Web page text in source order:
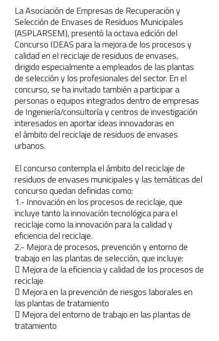
La Asociación de Empresas de Recuperación y
Selección de Envases de Residuos Municipales
(ASPLARSEM), presentó la octava edición del
Concurso IDEAS para la mejora de los procesos y
calidad en el reciclaje de residuos de envases,
dirigido especialmente a empleados de las plantas
de selección y los profesionales del sector. En el
concurso, se ha invitado también a participar a
personas o equipos integrados dentro de empresas
de Ingeniería/consultoría y centros de investigación
interesados en aportar ideas innovadoras en
el ámbito del reciclaje de residuos de envases
urbanos.
El concurso contempla el ámbito del reciclaje de
residuos de envases municipales y las temáticas del
concurso quedan definidas como:
1.- Innovación en los procesos de reciclaje, que
incluye tanto la innovación tecnológica para el
reciclaje como la innovación para la calidad y
eficiencia del reciclaje.
2.- Mejora de procesos, prevención y entorno de
trabajo en las plantas de selección, que incluye:
 Mejora de la eficiencia y calidad de los procesos de
reciclaje
 Mejora en la prevención de riesgos laborales en
las plantas de tratamiento
 Mejora del entorno de trabajo en las plantas de
tratamiento